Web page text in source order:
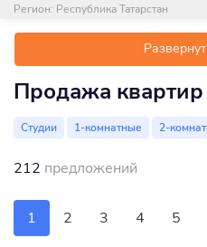
Регион: Республика Татарстан
Продажа
Студии 1-комнатные 2-
212 предложений
1 2 3 4 5